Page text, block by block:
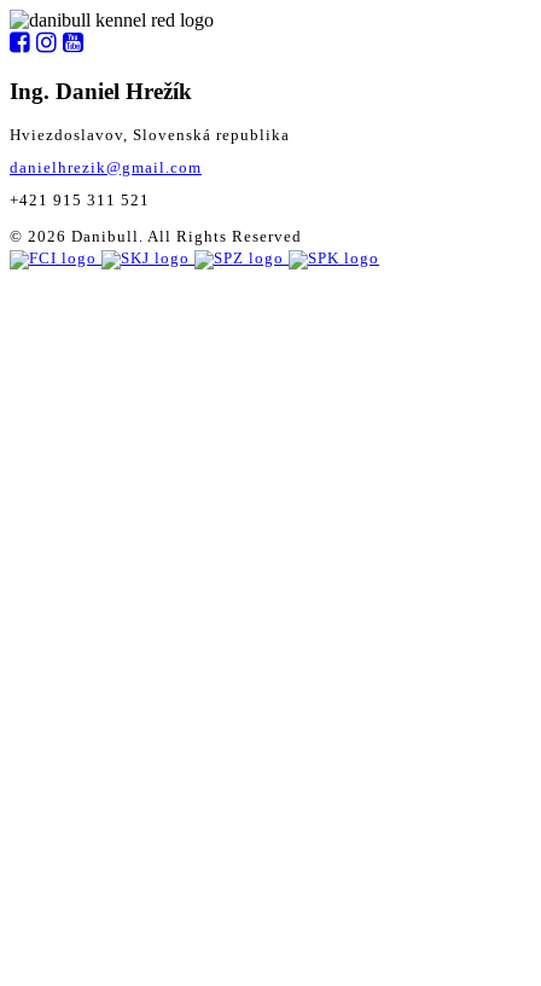
Ing. Daniel Hrežík
Hviezdoslavov, Slovenská republika
danielhrezik@gmail.com
+421 915 311 521
© 2026 Danibull. All Rights Reserved